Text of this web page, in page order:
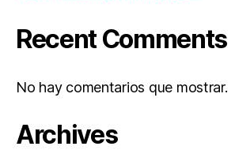
Recent Comments
No hay comentarios que mostrar.
Archives